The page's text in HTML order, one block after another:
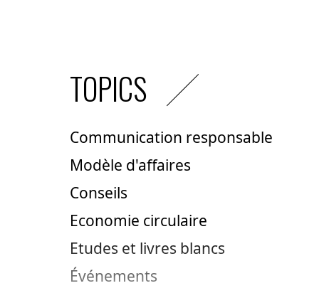
TOPICS
Communication responsable
Modèle d'affaires
Conseils
Economie circulaire
Etudes et livres blancs
Événements